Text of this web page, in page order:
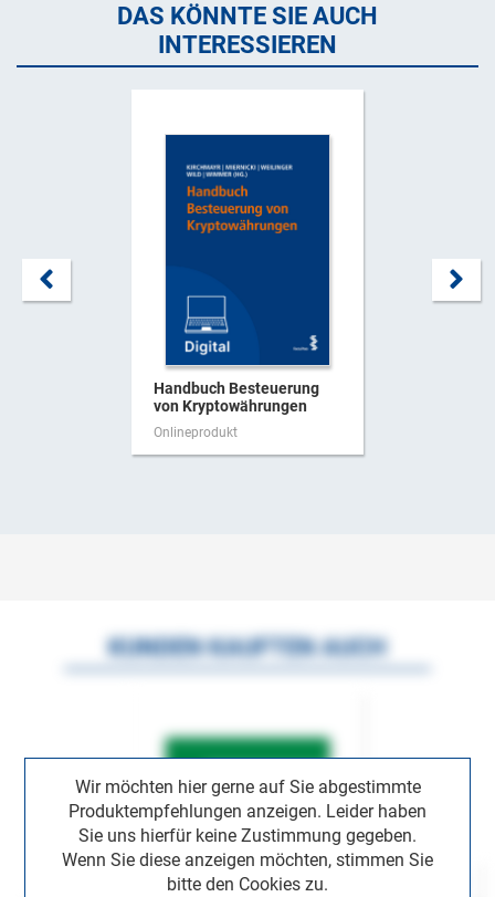
DAS KÖNNTE SIE AUCH
INTERESSIEREN
Handbuch Besteuerung
von Kryptowährungen
Onlineprodukt
Wir möchten hier gerne auf Sie abgestimmte
Produktempfehlungen anzeigen. Leider haben
Sie uns hierfür keine Zustimmung gegeben.
Wenn Sie diese anzeigen möchten, stimmen Sie
bitte den Cookies zu.
KUNDEN KAUFTEN AUCH